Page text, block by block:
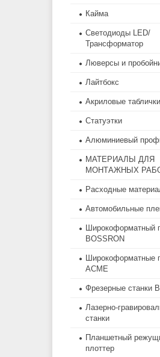
Кайма
Светодиоды LED/
Трансформатор
Люверсы и
Лайтбокс
Акриловые таблички
Статуэтки
Алюминиевый
МАТЕРИАЛЫ ДЛЯ
МОНТАЖНЫХ
Расходные
Автомобильные
Широкоформатный
BOSSRON
Широкоформатные
ACME
Фрезерные станки
Лазерно-
станки
Планшетный
плоттер